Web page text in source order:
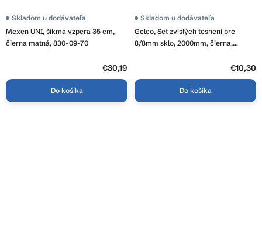
Mexen UNI, šikmá vzpera 35 cm,
čierna matná, 830-09-70
Skladom u dodávateľa
€30,19
Do košíka
Gelco, Set zvislých tesnení pre
8/8mm sklo, 2000mm, čierna,
Skladom u dodávateľa
€10,30
Do košíka